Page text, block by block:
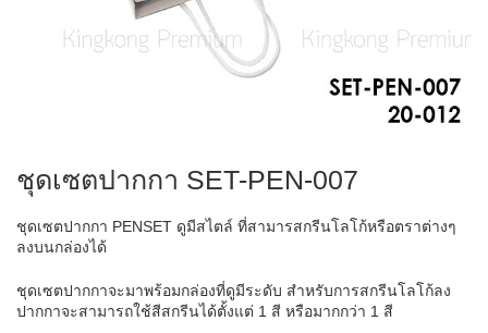
ชุดเซตปากกา SET-PEN-007
ชุดเซตปากกา PENSET ดูมีสไตล์ ที่สามารสกรีนโลโก้หรือตราต่างๆ
ลงบนกล่องได้
ชุดเซตปากกาจะมาพร้อมกล่องที่ดูมีระดับ สำหรับการสกรีนโลโก้ลง
ปากกาจะสามารถใช้สีสกรีนได้ตั้งแต่ 1 สี หรือมากกว่า 1 สี